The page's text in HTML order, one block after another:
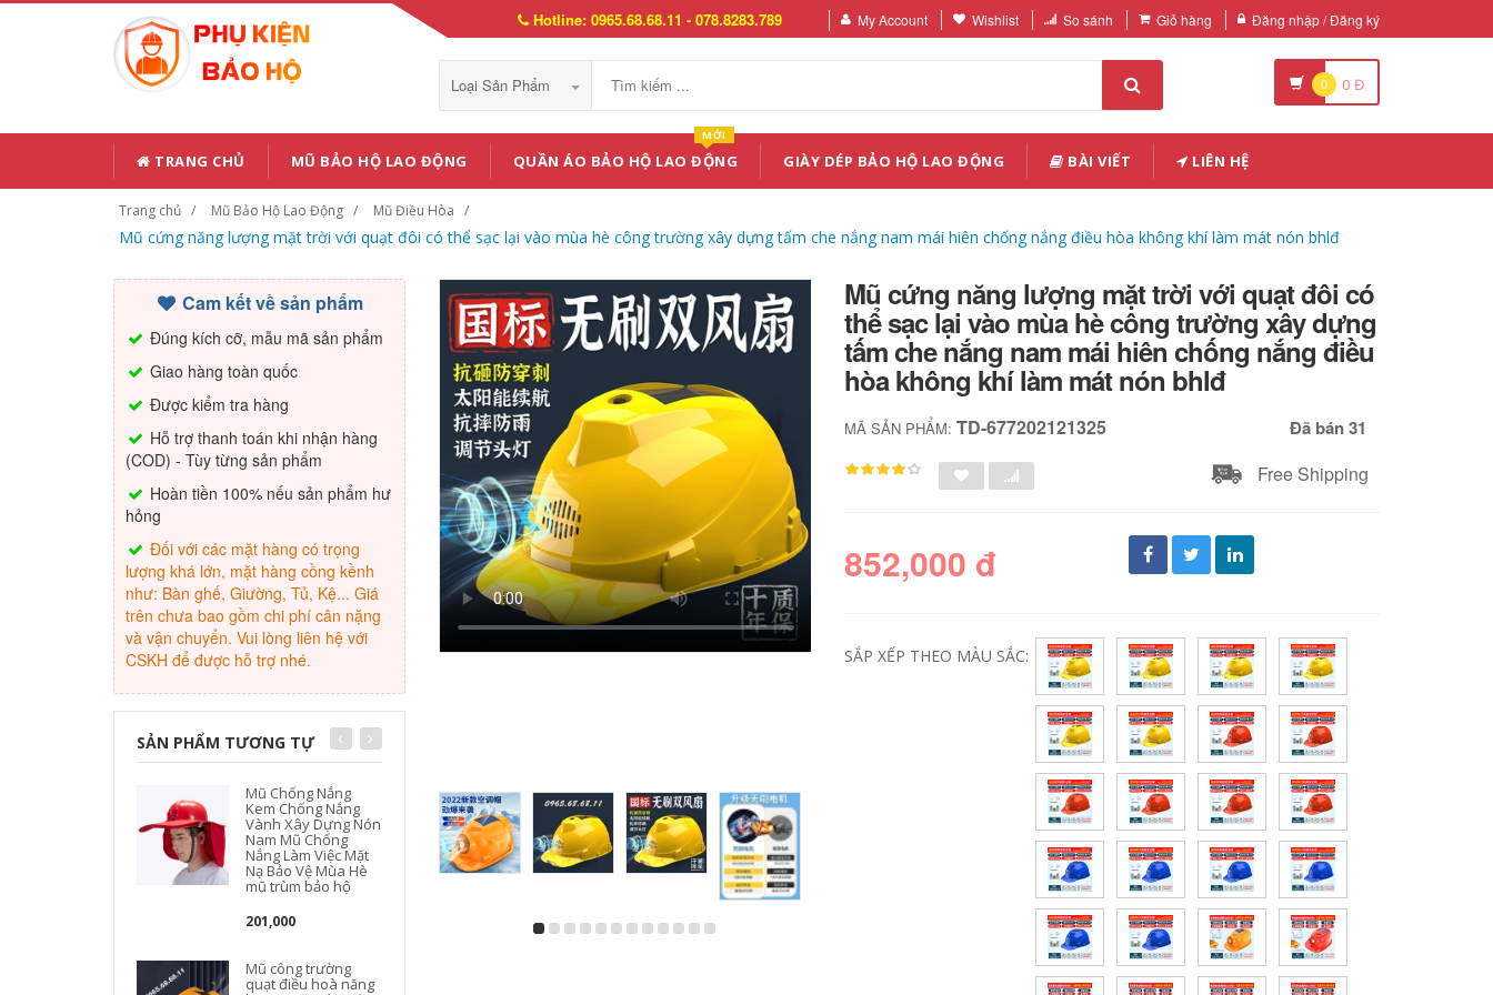
Hotline: 0965.68.68.11 - 078.8283.789 My Account Wishlist So sánh Giỏ hàng Đăng nhập / Đăng ký
Loại Sản Phẩm 0 0 Đ
TRANG CHỦ MŨ BẢO HỘ LAO ĐỘNG QUẦN ÁO BẢO HỘ LAO ĐỘNG
MỚI
GIÀY DÉP BẢO HỘ LAO ĐỘNG BÀI VIẾT LIÊN HỆ
Trang chủ Mũ Bảo Hộ Lao Động Mũ Điều Hòa
Mũ cứng năng lượng mặt trời với quạt đôi có thể sạc lại vào mùa hè công trường xây dựng tấm che nắng nam mái hiên chống nắng điều hòa không khí làm mát nón bhlđ
Cam kết về sản phẩm
Đúng kích cỡ, mẫu mã sản phẩm
Giao hàng toàn quốc
Được kiểm tra hàng
Hỗ trợ thanh toán khi nhận hàng
(COD) - Tùy từng sản phẩm
Hoàn tiền 100% nếu sản phẩm hư
hỏng
Đối với các mặt hàng có trọng
lượng khá lớn, mặt hàng cồng kềnh
như: Bàn ghế, Giường, Tủ, Kệ... Giá
trên chưa bao gồm chi phí cân nặng
và vận chuyển. Vui lòng liên hệ với
CSKH để được hỗ trợ nhé.
SẢN PHẨM TƯƠNG TỰ
Mũ Chống Nắng
Kem Chống Nắng
Vành Xây Dựng Nón
Nam Mũ Chống
Nắng Làm Việc Mặt
Nạ Bảo Vệ Mùa Hè
mũ trùm bảo hộ
201,000
Mũ công trường
quạt điều hoà năng
Thoáng khí làm mũ
nữ mũ đầu bếp nam
mũ bếp vải chống
bụi mũ xưởng thực
phẩm lưới mũ
nướng vệ sinh Bao
197,000
Nón phục vụ căng
tin đầu bếp mũ bếp
chống bụi thoáng
khí hội thảo nam nữ
mũ làm việc nhà
máy thực phẩm vệ
sinh mũ làm việc
nón con sâu y tế
Mũ cứng năng lượng mặt trời với quạt đôi có
thể sạc lại vào mùa hè công trường xây dựng
tấm che nắng nam mái hiên chống nắng điều
hòa không khí làm mát nón bhlđ
MÃ SẢN PHẨM:TD-677202121325 Đã bán 31
Free Shipping
852,000 đ
SẮP XẾP THEO MÀU SẮC: